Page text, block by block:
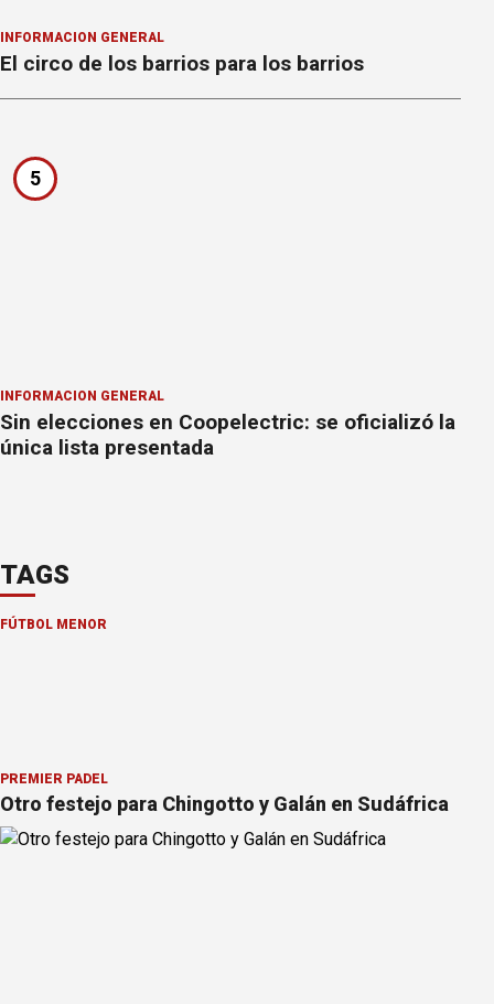
INFORMACION GENERAL
El circo de los barrios para los barrios
5
INFORMACION GENERAL
Sin elecciones en Coopelectric: se oficializó la
única lista presentada
TAGS
FÚTBOL MENOR
PREMIER PÁDEL
Otro festejo para Chingotto y Galán en Sudáfrica